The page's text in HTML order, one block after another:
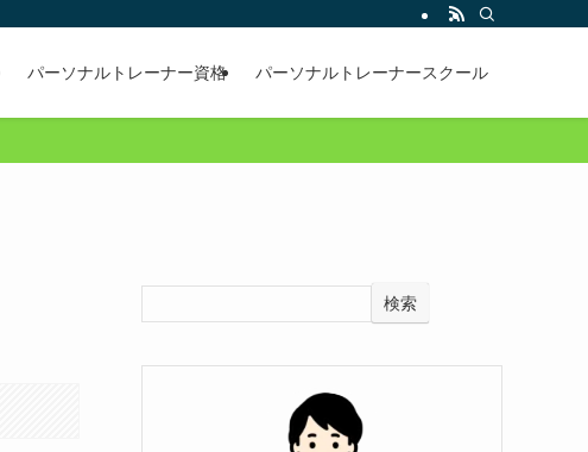
パーソナルトレーナー資格 パーソナルトレーナースクール
検索